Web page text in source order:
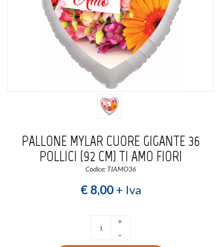
INVIO LOGO
CONTATTI
EVENTI NBS
0 Wishlist
PALLONE MYLAR CUORE GIGANTE 36
POLLICI (92 CM) TI AMO FIORI
Codice: TIAMO36
€ 8,00+ Iva
+
-